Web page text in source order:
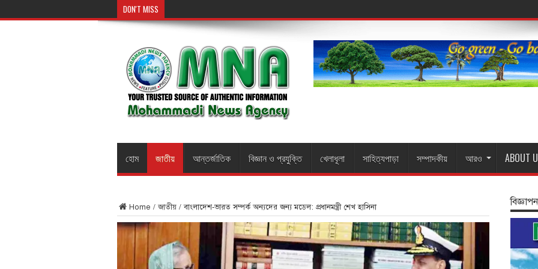
DON'T MISS
হোম জাতীয় আন্তর্জাতিক বিজ্ঞান ও প্রযুক্তি খেলাধূলা সাহিত্যপাড়া সম্পাদকীয় আরও ABOUT
Home / জাতীয়/বাংলাদেশ-ভারত সম্পর্ক অন্যদের জন্য মডেল: প্রধানমন্ত্রী শেখ হাসিনা বিজ্ঞাপন